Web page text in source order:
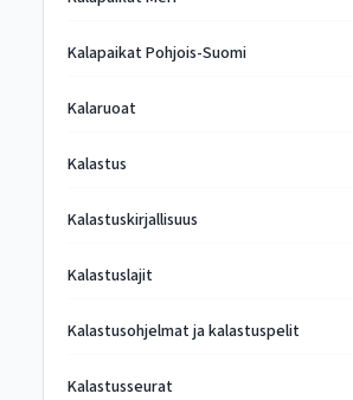
Kalapaikat Pohjois-Suomi
Kalaruoat
Kalastus
Kalastuskirjallisuus
Kalastuslajit
Kalastusohjelmat ja kalastuspelit
Kalastusseurat